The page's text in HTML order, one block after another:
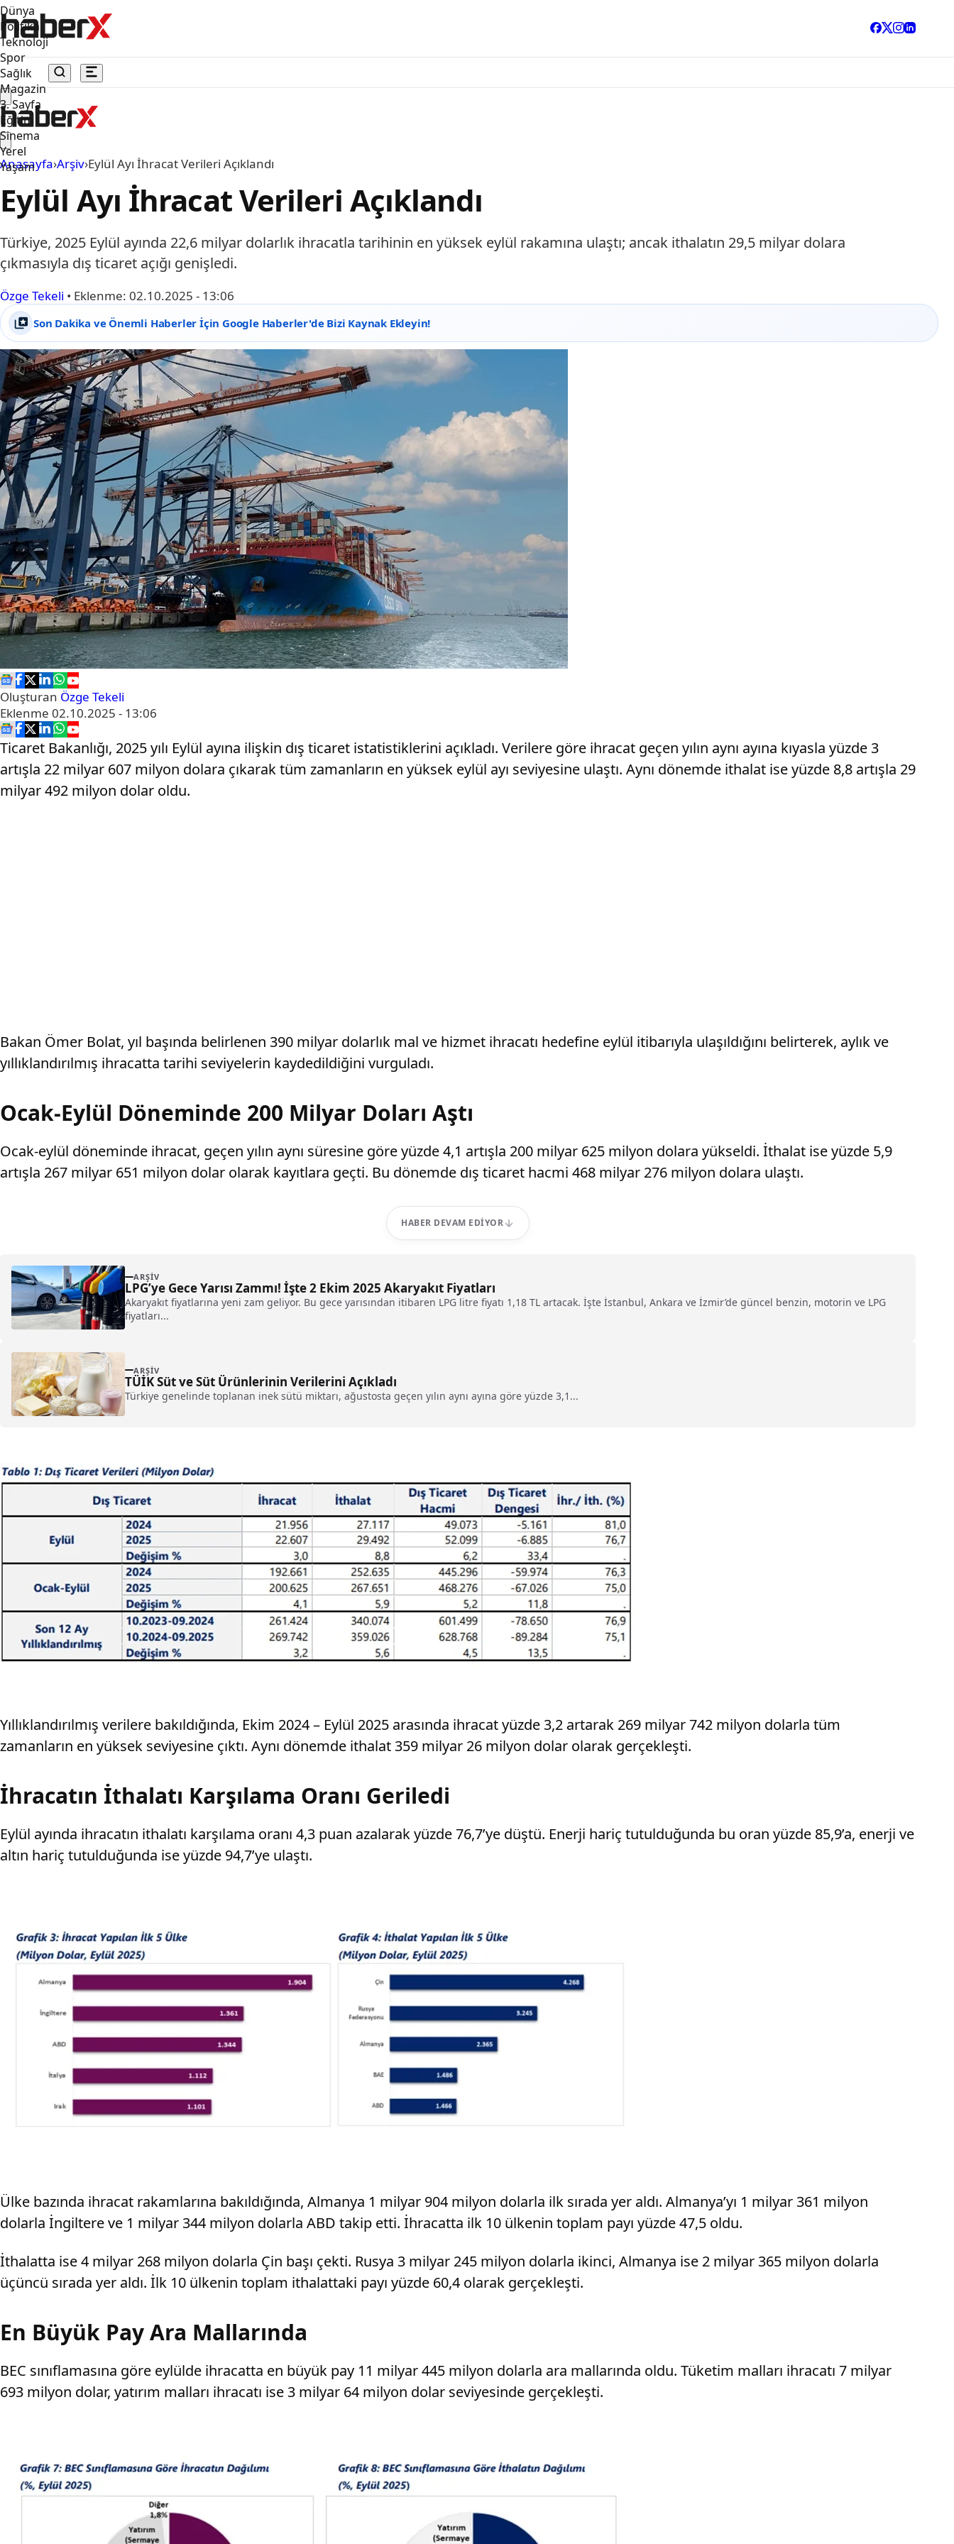
Dünya
Politika
Teknoloji
Spor
Sağlık
Magazin
3. Sayfa
Eğitim
Sinema
Yerel
Yaşam
Anasayfa›Arşiv›Eylül Ayı İhracat Verileri Açıklandı
Eylül Ayı İhracat Verileri Açıklandı
Türkiye, 2025 Eylül ayında 22,6 milyar dolarlık ihracatla tarihinin en yüksek eylül rakamına ulaştı; ancak ithalatın 29,5 milyar dolara
çıkmasıyla dış ticaret açığı genişledi.
Özge Tekeli • Eklenme: 02.10.2025 - 13:06
Son Dakika ve Önemli Haberler İçin Google Haberler'de Bizi Kaynak Ekleyin!
Oluşturan Özge Tekeli
Eklenme 02.10.2025 - 13:06
Ticaret Bakanlığı, 2025 yılı Eylül ayına ilişkin dış ticaret istatistiklerini açıkladı. Verilere göre ihracat geçen yılın aynı ayına kıyasla yüzde 3
artışla 22 milyar 607 milyon dolara çıkarak tüm zamanların en yüksek eylül ayı seviyesine ulaştı. Aynı dönemde ithalat ise yüzde 8,8 artışla 29
milyar 492 milyon dolar oldu.
Bakan Ömer Bolat, yıl başında belirlenen 390 milyar dolarlık mal ve hizmet ihracatı hedefine eylül itibarıyla ulaşıldığını belirterek, aylık ve
yıllıklandırılmış ihracatta tarihi seviyelerin kaydedildiğini vurguladı.
Ocak-Eylül Döneminde 200 Milyar Doları Aştı
Ocak-eylül döneminde ihracat, geçen yılın aynı süresine göre yüzde 4,1 artışla 200 milyar 625 milyon dolara yükseldi. İthalat ise yüzde 5,9
artışla 267 milyar 651 milyon dolar olarak kayıtlara geçti. Bu dönemde dış ticaret hacmi 468 milyar 276 milyon dolara ulaştı.
HABER DEVAM EDIYOR
ARŞIV
LPG’ye Gece Yarısı Zammı! İşte 2 Ekim 2025 Akaryakıt Fiyatları
Akaryakıt fiyatlarına yeni zam geliyor. Bu gece yarısından itibaren LPG litre fiyatı 1,18 TL artacak. İşte İstanbul, Ankara ve İzmir’de güncel benzin, motorin ve LPG
fiyatları...
ARŞIV
TÜİK Süt ve Süt Ürünlerinin Verilerini Açıkladı
Türkiye genelinde toplanan inek sütü miktarı, ağustosta geçen yılın aynı ayına göre yüzde 3,1...
Yıllıklandırılmış verilere bakıldığında, Ekim 2024 – Eylül 2025 arasında ihracat yüzde 3,2 artarak 269 milyar 742 milyon dolarla tüm
zamanların en yüksek seviyesine çıktı. Aynı dönemde ithalat 359 milyar 26 milyon dolar olarak gerçekleşti.
İhracatın İthalatı Karşılama Oranı Geriledi
Eylül ayında ihracatın ithalatı karşılama oranı 4,3 puan azalarak yüzde 76,7’ye düştü. Enerji hariç tutulduğunda bu oran yüzde 85,9’a, enerji ve
altın hariç tutulduğunda ise yüzde 94,7’ye ulaştı.
Ülke bazında ihracat rakamlarına bakıldığında, Almanya 1 milyar 904 milyon dolarla ilk sırada yer aldı. Almanya’yı 1 milyar 361 milyon
dolarla İngiltere ve 1 milyar 344 milyon dolarla ABD takip etti. İhracatta ilk 10 ülkenin toplam payı yüzde 47,5 oldu.
İthalatta ise 4 milyar 268 milyon dolarla Çin başı çekti. Rusya 3 milyar 245 milyon dolarla ikinci, Almanya ise 2 milyar 365 milyon dolarla
üçüncü sırada yer aldı. İlk 10 ülkenin toplam ithalattaki payı yüzde 60,4 olarak gerçekleşti.
En Büyük Pay Ara Mallarında
BEC sınıflamasına göre eylülde ihracatta en büyük pay 11 milyar 445 milyon dolarla ara mallarında oldu. Tüketim malları ihracatı 7 milyar
693 milyon dolar, yatırım malları ihracatı ise 3 milyar 64 milyon dolar seviyesinde gerçekleşti.